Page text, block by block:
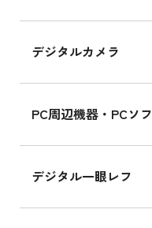
デジタルカメラ
PC周辺機器・PCソ
デジタル一眼レフ
MK2K3J/Aの